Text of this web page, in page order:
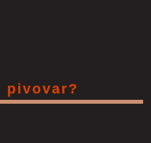
pivovar?